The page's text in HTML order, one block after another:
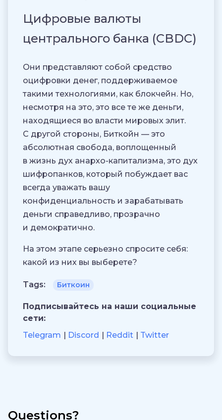
Цифровые валюты
центрального банка (CBDC)
Они представляют собой средство
оцифровки денег, поддерживаемое
такими технологиями, как блокчейн. Но,
несмотря на это, это все те же деньги,
находящиеся во власти мировых элит.
С другой стороны, Биткойн — это
абсолютная свобода, воплощенный
в жизнь дух анархо-капитализма, это дух
шифропанков, который побуждает вас
всегда уважать вашу
конфиденциальность и зарабатывать
деньги справедливо, прозрачно
и демократично.
На этом этапе серьезно спросите себя:
какой из них вы выберете?
Tags: Биткоин
Подписывайтесь на наши социальные
сети:
Telegram
Discord Reddit Twitter
Questions?